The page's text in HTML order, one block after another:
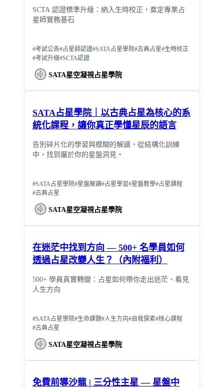
SCTA 認證標準升級：納入生時校正，奠定專業占
星師實務基石
#考試公告#占星師認證#SATA占星學院#古典占星#生時校正
#考試升級#SCTA認證
SATA星空凝視占星學院
SATA占星學院｜以古典占星為核心的系
統化課程，讓你真正學懂星辰的語言
告別碎片化的學習與模糊的解讀，從結構化訓練
中，找到屬於你的星盤洞見。
#SATA占星學院#星盤解讀#占星學習#星盤教學#占星課程
#古典占星
SATA星空凝視占星學院
在迷茫中找到方向 — 500+ 名學員如何
透過占星改變人生？（內附福利）
500+ 學員真實轉變：占星如何帶你走出迷茫、看見
人生方向
#SATA占星學院#生命課題#人生方向#自我探索#核心課程
#古典占星
SATA星空凝視占星學院
免費前導沙龍 | 三分性主星 — 星盤中